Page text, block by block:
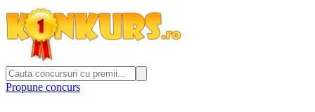
Propune concurs